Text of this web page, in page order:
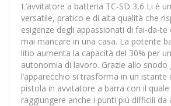
L’avvitatore a batteria TC-SD 3,6 Li è
versatile, pratico e di alta qualità che
esigenze degli appassionati di fai-da-te
mai mancare in una casa. La potente
litio aumenta la capacità del 30% per
autonomia di lavoro. Grazie allo snodo
l’apparecchio si trasforma in un istante
pistola in avvitatore a barra con il
raggiungere anche i punti più difficili da